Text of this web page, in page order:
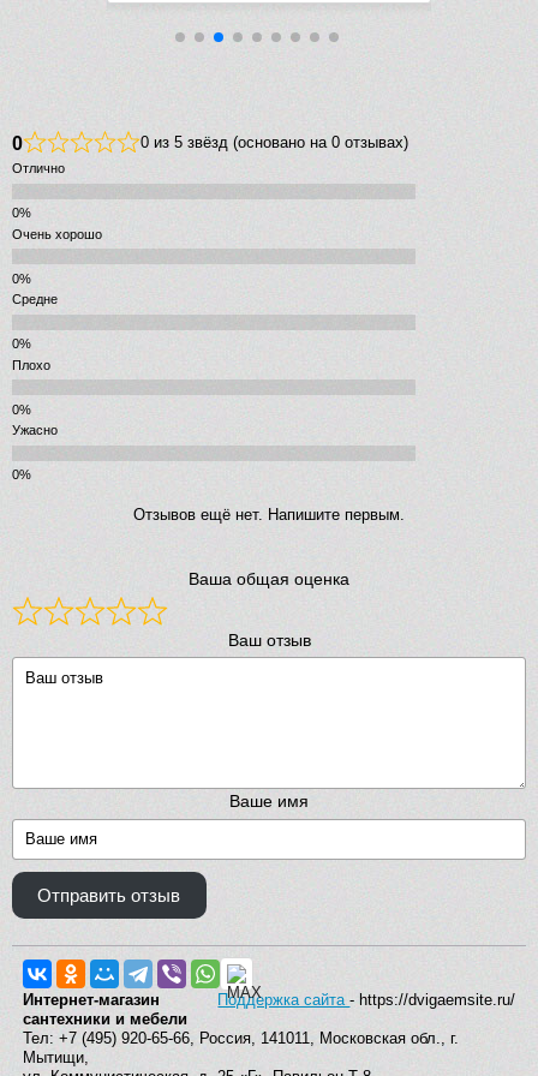
0 0 из 5 звёзд (основано на 0 отзывах)
Отлично
Очень хорошо
Средне
Плохо
Ужасно
Отзывов ещё нет. Напишите первым.
Ваша общая оценка
Ваш отзыв
Ваше имя
Отправить отзыв
Поддержка сайта- https://dvigaemsite.ru/
Интернет-магазин
сантехники и мебели
Тел: +7 (495) 920-65-66, Россия, 141011, Московская обл., г.
Мытищи,